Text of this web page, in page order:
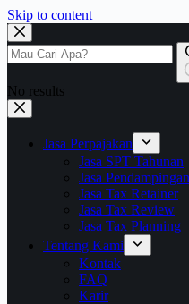
Skip to content
No results
Jasa Perpajakan
Jasa SPT Tahunan
Jasa
Jasa Tax Retainer
Jasa Tax Review
Jasa Tax Planning
Tentang Kami
Kontak
FAQ
Karir